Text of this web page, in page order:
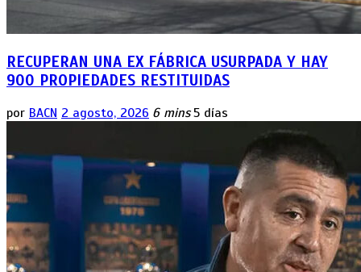
RECUPERAN UNA EX FÁBRICA USURPADA Y HAY
900 PROPIEDADES RESTITUIDAS
por BACN 2 agosto, 2026 6 mins 5 días